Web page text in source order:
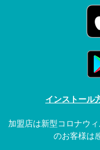
インストール
加盟店は新型コロナウ
のお客様は